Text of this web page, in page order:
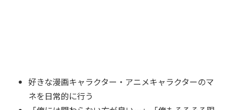
好きな漫画キャラクター・アニメキャラクターのマ
ネを日常的に行う